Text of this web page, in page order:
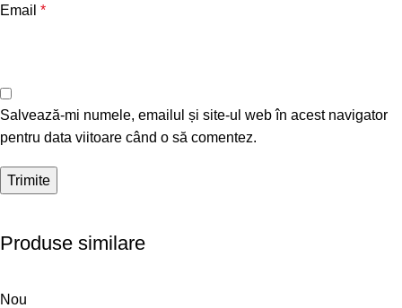
Email *
Salvează-mi numele, emailul și site-ul web în acest navigator
pentru data viitoare când o să comentez.
Produse similare
Nou